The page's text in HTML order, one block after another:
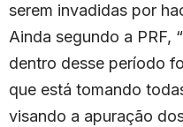
serem invadidas por
Ainda segundo a PRF,
dentro desse período
que está tomando
visando a apuração